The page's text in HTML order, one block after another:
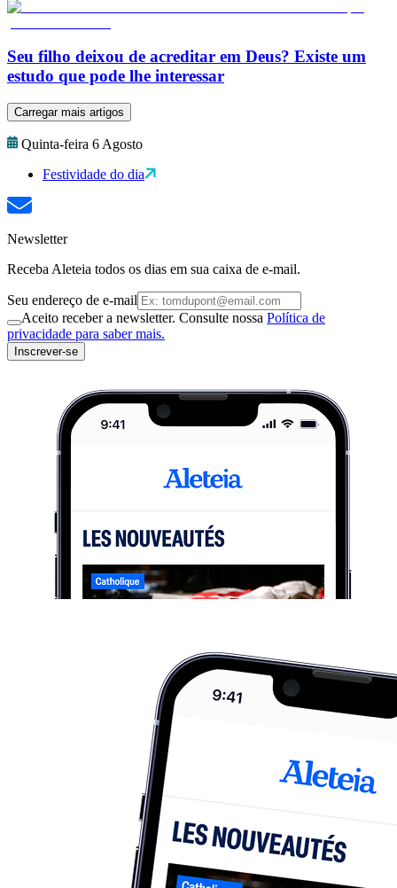
Seu filho deixou de acreditar em Deus? Existe um
estudo que pode lhe interessar
Carregar mais artigos
Quinta-feira 6 Agosto
Festividade do dia
Newsletter
Receba Aleteia todos os dias em sua caixa de e-mail.
Seu endereço de e-mail
Aceito receber a newsletter. Consulte nossa Política de
privacidade para saber mais.
Inscrever-se